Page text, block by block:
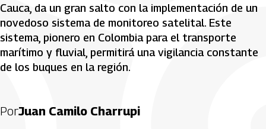
Cauca, da un gran salto con la implementación de un
novedoso sistema de monitoreo satelital. Este
sistema, pionero en Colombia para el transporte
marítimo y fluvial, permitirá una vigilancia constante
de los buques en la región.
PorJuan Camilo Charrupi